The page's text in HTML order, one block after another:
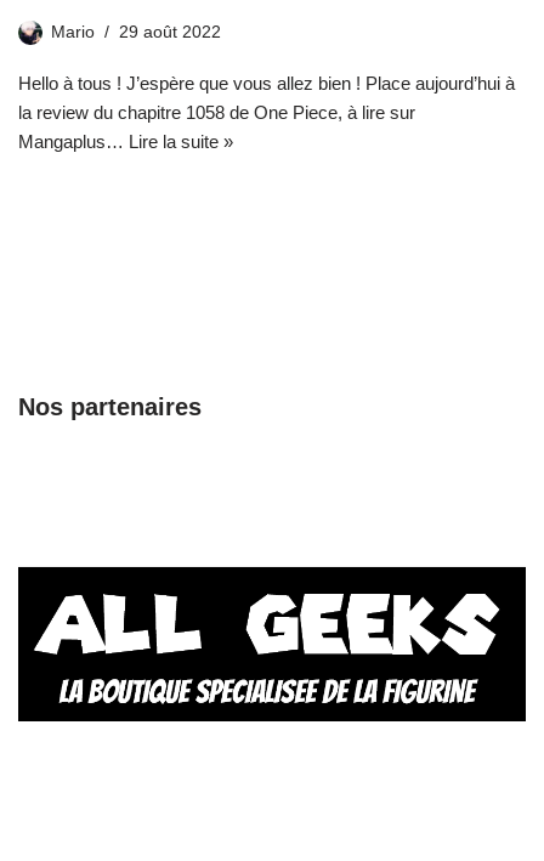
Mario 29 août 2022
Hello à tous ! J’espère que vous allez bien ! Place aujourd’hui à
la review du chapitre 1058 de One Piece, à lire sur
Mangaplus… Lire la suite »
Nos partenaires